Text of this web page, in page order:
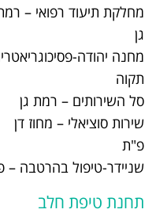
רמת
עלי הכהן 13/
– פתח
אברהם טביב 7/
אהוד 6/
המעורר 24/
– פתח תקווהקפלן 14/